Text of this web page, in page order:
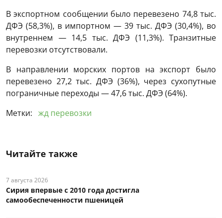
В экспортном сообщении было перевезено 74,8 тыс.
ДФЭ (58,3%), в импортном — 39 тыс. ДФЭ (30,4%), во
внутреннем — 14,5 тыс. ДФЭ (11,3%). Транзитные
перевозки отсутствовали.
В направлении морских портов на экспорт было
перевезено 27,2 тыс. ДФЭ (36%), через сухопутные
пограничные переходы — 47,6 тыс. ДФЭ (64%).
Метки: жд перевозки
Читайте также
7 августа 2026
Сирия впервые с 2010 года достигла
самообеспеченности пшеницей